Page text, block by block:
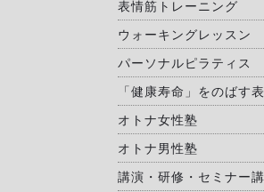
表情筋トレーニング
ウォーキングレッスン
パーソナルピラティス
「健康寿命」をのばす
オトナ女性塾
オトナ男性塾
講演・研修・セミナー